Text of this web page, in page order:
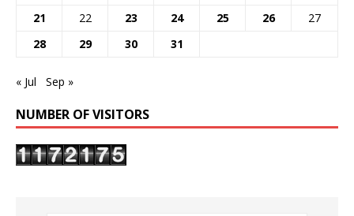
21
22 23 24 25 26
27
28
29 30 31
« Jul Sep »
NUMBER OF VISITORS